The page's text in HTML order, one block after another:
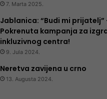
7. Marta 2025.
Jablanica: “Budi mi prijatelj”
Pokrenuta kampanja za
inkluzivnog centra!
9. Jula 2024.
Neretva zavijena u crno
13. Augusta 2024.